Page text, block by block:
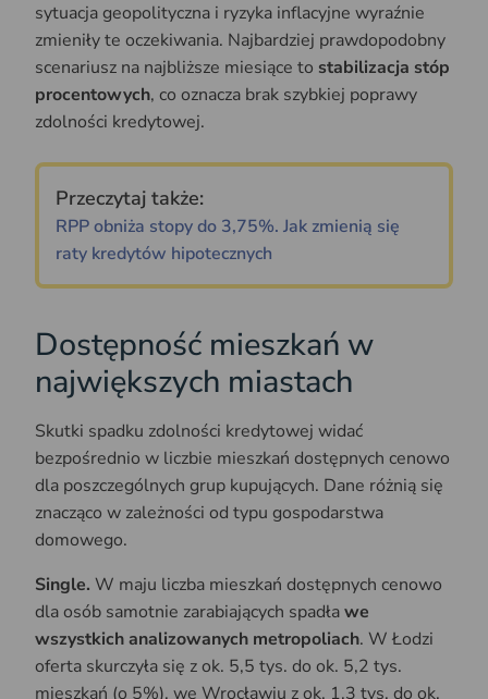
sytuacja geopolityczna i ryzyka inflacyjne wyraźnie
zmieniły te oczekiwania. Najbardziej prawdopodobny
scenariusz na najbliższe miesiące to stabilizacja stóp
procentowych, co oznacza brak szybkiej poprawy
zdolności kredytowej.
Przeczytaj także:
RPP obniża stopy do 3,75%. Jak zmienią się
raty kredytów hipotecznych
Dostępność mieszkań w
największych miastach
Skutki spadku zdolności kredytowej widać
bezpośrednio w liczbie mieszkań dostępnych cenowo
dla poszczególnych grup kupujących. Dane różnią się
znacząco w zależności od typu gospodarstwa
domowego.
Single. W maju liczba mieszkań dostępnych cenowo
dla osób samotnie zarabiających spadławe
wszystkich analizowanych metropoliach. W Łodzi
oferta skurczyła się z ok. 5,5 tys. do ok. 5,2 tys.
mieszkań (o 5%), we Wrocławiu z ok. 1,3 tys. do ok.